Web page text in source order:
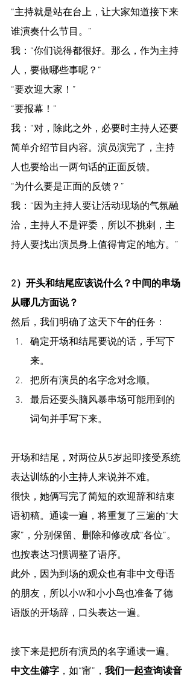
“主持就是站在台上，让大家知道接下来
谁演奏什么节目。”
我：“你们说得都很好。那么，作为主持
人，要做哪些事呢？”
“要欢迎大家！”
“要报幕！”
我：“对，除此之外，必要时主持人还要
简单介绍节目内容。演员演完了，主持
人也要给出一两句话的正面反馈。
“为什么要是正面的反馈？”
我：“因为主持人要让活动现场的气氛融
洽，主持人不是评委，所以不挑刺，主
持人要找出演员身上值得肯定的地方。”
2）开头和结尾应该说什么？中间的串场
从哪几方面说？
然后，我们明确了这天下午的任务：
确定开场和结尾要说的话，手写下
来。
把所有演员的名字念对念顺。
最后还要头脑风暴串场可能用到的
词句并手写下来。
开场和结尾，对两位从5岁起即接受系统
表达训练的小主持人来说并不难。
很快，她俩写完了简短的欢迎辞和结束
语初稿。通读一遍，将重复了三遍的“大
家”，分别保留、删除和修改成“各位”。
也按表达习惯调整了语序。
此外，因为到场的观众也有非中文母语
的朋友，所以小W和小小鸟也准备了德
语版的开场辞，口头表达一遍。
接下来是把所有演员的名字通读一遍。
中文生僻字 ，如“甯”， 我们一起查询读音